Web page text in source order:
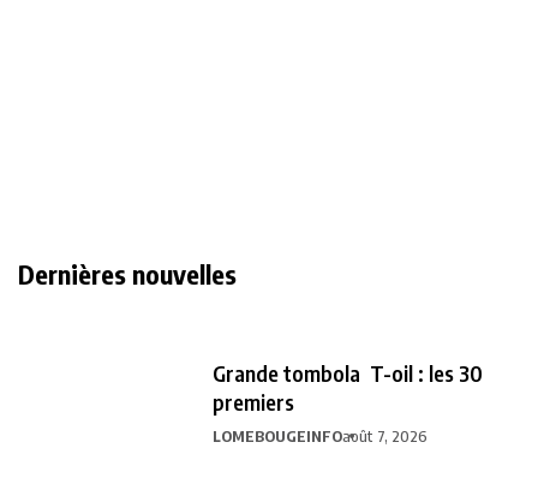
Dernières nouvelles
Grande tombola T-oil : les 30
premiers
LOMEBOUGEINFOaoût 7, 2026